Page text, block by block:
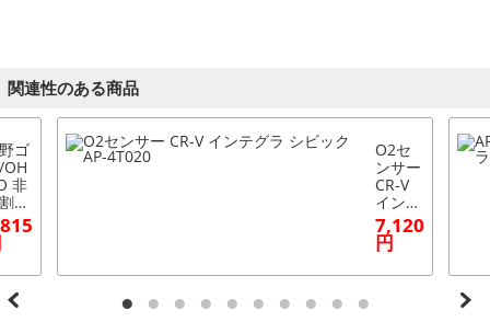
関連性のある商品
ゴ
非
式
イ
ャ
ブ
タ
右
O2セ
ンサー
CR-V
インテ
グラ
シビッ
ク AP-
4T020
7,120
円